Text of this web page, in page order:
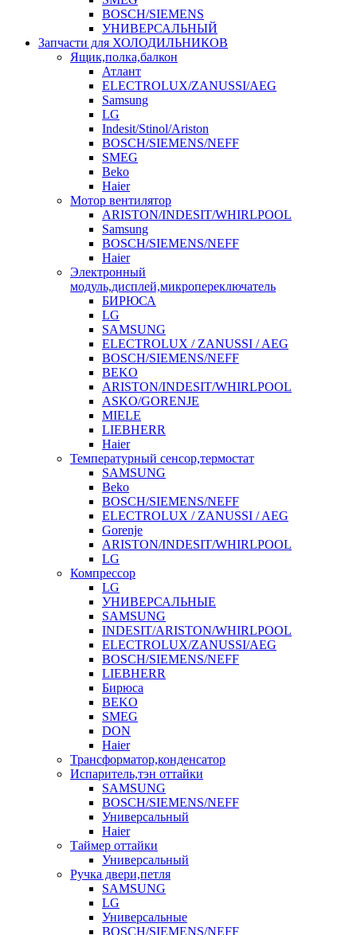
BOSCH/SIEMENS
УНИВЕРСАЛЬНЫЙ
Запчасти для ХОЛОДИЛЬНИКОВ
Ящик,полка,балкон
Атлант
ELECTROLUX/ZANUSSI/AEG
Samsung
LG
Indesit/Stinol/Ariston
BOSCH/SIEMENS/NEFF
SMEG
Beko
Haier
Мотор вентилятор
ARISTON/INDESIT/WHIRLPOOL
Samsung
BOSCH/SIEMENS/NEFF
Haier
Электронный
модуль,дисплей,микропереключатель
БИРЮСА
LG
SAMSUNG
ELECTROLUX / ZANUSSI / AEG
BOSCH/SIEMENS/NEFF
BEKO
ARISTON/INDESIT/WHIRLPOOL
ASKO/GORENJE
MIELE
LIEBHERR
Haier
Температурный сенсор,термостат
SAMSUNG
Beko
BOSCH/SIEMENS/NEFF
ELECTROLUX / ZANUSSI / AEG
Gorenje
ARISTON/INDESIT/WHIRLPOOL
LG
Компрессор
LG
УНИВЕРСАЛЬНЫЕ
SAMSUNG
INDESIT/ARISTON/WHIRLPOOL
ELECTROLUX/ZANUSSI/AEG
BOSCH/SIEMENS/NEFF
LIEBHERR
Бирюса
BEKO
SMEG
DON
Haier
Трансформатор,конденсатор
Испаритель,тэн оттайки
SAMSUNG
BOSCH/SIEMENS/NEFF
Универсальный
Haier
Таймер оттайки
Универсальный
Ручка двери,петля
SAMSUNG
LG
Универсальные
BOSCH/SIEMENS/NEFF